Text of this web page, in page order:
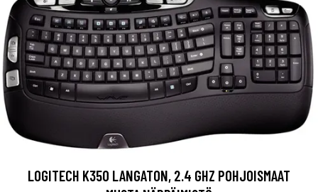
LOGITECH K350 LANGATON, 2.4 GHZ POHJOISMAAT